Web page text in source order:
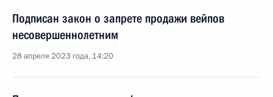
Подписан закон о запрете продажи вейпов
несовершеннолетним
28 апреля 2023 года, 14:20